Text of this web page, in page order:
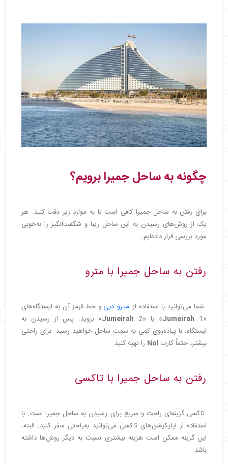
چگونه به ساحل جمیرا برویم؟
برای رفتن به ساحل جمیرا کافی است تا به موارد زیر دقت کنید. هر
یک از روش‌های رسیدن به این ساحل زیبا و شگفت‌انگیز را به‌خوبی
مورد بررسی قرار داده‌ایم.
رفتن به ساحل جمیرا با مترو
شما می‌توانید با استفاده از مترو دبی و خط قرمز آن به ایستگاه‌های
«
Jumeirah 1» یا « Jumeirah2» بروید. پس از رسیدن به
ایستگاه، با پیاده‌روی کمی به سمت ساحل خواهید رسید. برای راحتی
بیشتر، حتماً کارت Nol را تهیه کنید.
رفتن به ساحل جمیرا با تاکسی
تاکسی گزینه‌ای راحت و سریع برای رسیدن به ساحل جمیرا است. با
استفاده از اپلیکیشن‌های تاکسی می‌توانید به‌راحتی سفر کنید. البته،
این گزینه ممکن است هزینه بیشتری نسبت به دیگر روش‌ها داشته
باشد.